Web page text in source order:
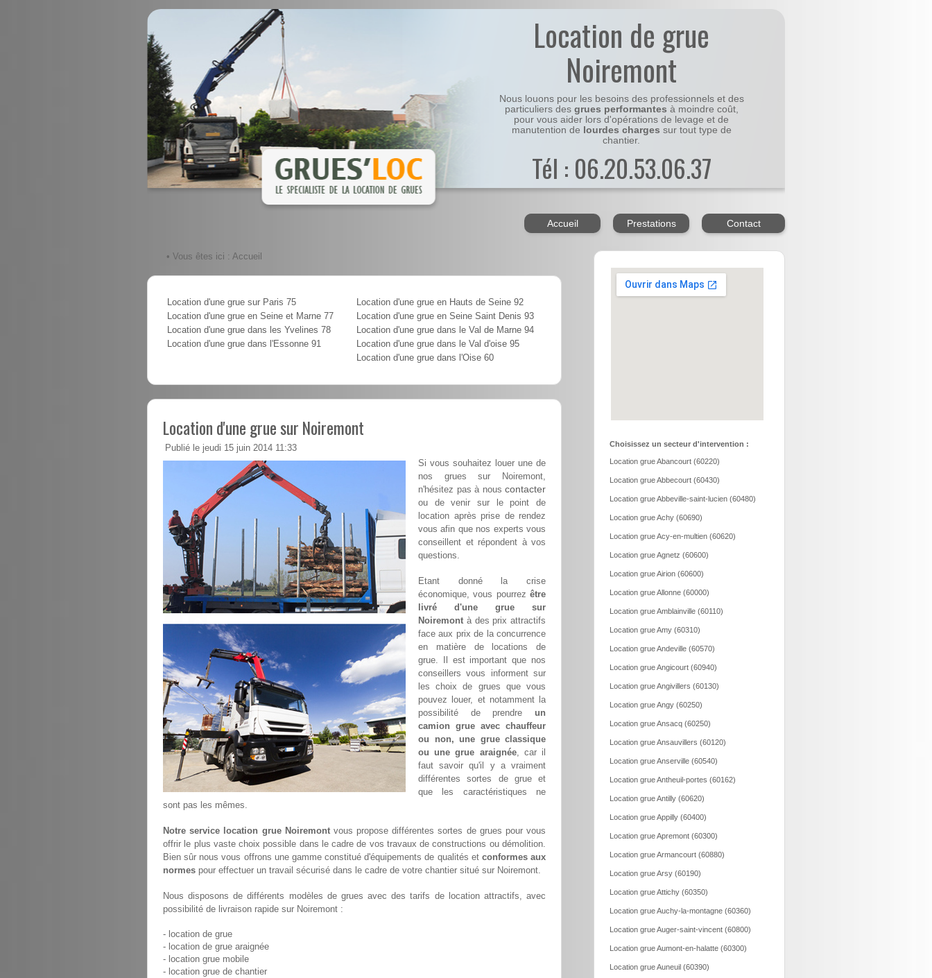
Location de grue
Noiremont
Nous louons pour les besoins des professionnels et des
particuliers des grues performantes à moindre coût,
pour vous aider lors d'opérations de levage et de
manutention de lourdes charges sur tout type de
chantier.
Tél : 06.20.53.06.37
Accueil Prestations Contact
• Vous êtes ici : Accueil
Location d'une grue sur Paris 75
Location d'une grue en Seine et Marne 77
Location d'une grue dans les Yvelines 78
Location d'une grue dans l'Essonne 91
Location d'une grue en Hauts de Seine 92
Location d'une grue en Seine Saint Denis 93
Location d'une grue dans le Val de Marne 94
Location d'une grue dans le Val d'oise 95
Location d'une grue dans l'Oise 60
Location d'une grue sur Noiremont
Publié le jeudi 15 juin 2014 11:33
Si vous souhaitez louer une de
nos grues sur Noiremont,
n'hésitez pas à nous contacter
ou de venir sur le point de
location après prise de rendez
vous afin que nos experts vous
conseillent et répondent à vos
questions.
Etant donné la crise
économique, vous pourrez être
livré d'une grue sur
Noiremont à des prix attractifs
face aux prix de la concurrence
en matière de locations de
grue. Il est important que nos
conseillers vous informent sur
les choix de grues que vous
pouvez louer, et notamment la
possibilité de prendre un
camion grue avec chauffeur
ou non, une grue classique
ou une grue araignée, car il
faut savoir qu'il y a vraiment
différentes sortes de grue et
que les caractéristiques ne
sont pas les mêmes.
Notre service location grue Noiremontvous propose différentes sortes de grues pour vous
offrir le plus vaste choix possible dans le cadre de vos travaux de constructions ou démolition.
Bien sûr nous vous offrons une gamme constitué d'équipements de qualités et conformes aux
normes pour effectuer un travail sécurisé dans le cadre de votre chantier situé sur Noiremont.
Nous disposons de différents modèles de grues avec des tarifs de location attractifs, avec
possibilité de livraison rapide sur Noiremont :
- location de grue
- location de grue araignée
- location grue mobile
- location grue de chantier
Choisissez un secteur d'intervention :
Location grue Abancourt (60220)
Location grue Abbecourt (60430)
Location grue Abbeville-saint-lucien (60480)
Location grue Achy (60690)
Location grue Acy-en-multien (60620)
Location grue Agnetz (60600)
Location grue Airion (60600)
Location grue Allonne (60000)
Location grue Amblainville (60110)
Location grue Amy (60310)
Location grue Andeville (60570)
Location grue Angicourt (60940)
Location grue Angivillers (60130)
Location grue Angy (60250)
Location grue Ansacq (60250)
Location grue Ansauvillers (60120)
Location grue Anserville (60540)
Location grue Antheuil-portes (60162)
Location grue Antilly (60620)
Location grue Appilly (60400)
Location grue Apremont (60300)
Location grue Armancourt (60880)
Location grue Arsy (60190)
Location grue Attichy (60350)
Location grue Auchy-la-montagne (60360)
Location grue Auger-saint-vincent (60800)
Location grue Aumont-en-halatte (60300)
Location grue Auneuil (60390)